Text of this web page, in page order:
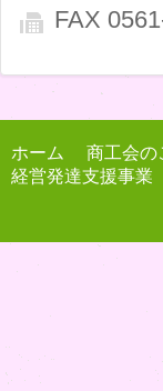
FAX
ホーム 商工会の
経営発達支援事業